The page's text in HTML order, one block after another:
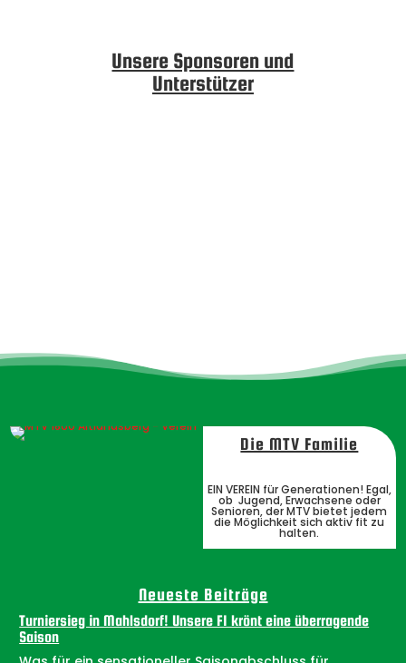
Unsere Sponsoren und
Unterstützer
Die MTV Familie
EIN VEREIN für Generationen! Egal,
ob Jugend, Erwachsene oder
Senioren, der MTV bietet jedem
die Möglichkeit sich aktiv fit zu
halten.
Neueste Beiträge
Turniersieg in Mahlsdorf! Unsere F1 krönt eine überragende
Saison